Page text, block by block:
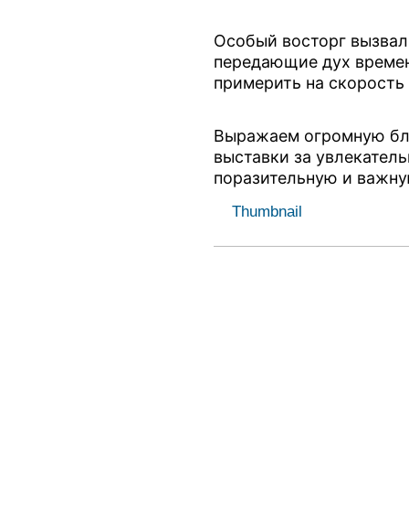
Особый восторг
передающие дух
примерить на
Выражаем огромную
выставки за
поразительную и
Thumbnail